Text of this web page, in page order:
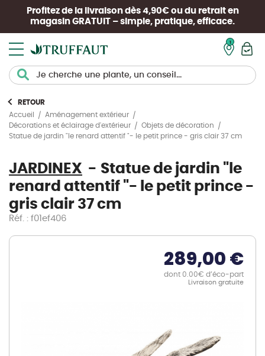
Profitez de la livraison dès 4,90€ ou du retrait en
magasin GRATUIT – simple, pratique, efficace.
RETOUR
Accueil
Aménagement extérieur
Décorations et éclairage d'extérieur
Objets de décoration
Statue de jardin "le renard attentif "- le petit prince - gris clair 37 cm
JARDINEX
Statue de jardin "le
renard attentif "- le petit prince -
gris clair 37 cm
Réf. : f01ef406
289,00 €
dont 0.00€ d’éco-part
Livraison gratuite